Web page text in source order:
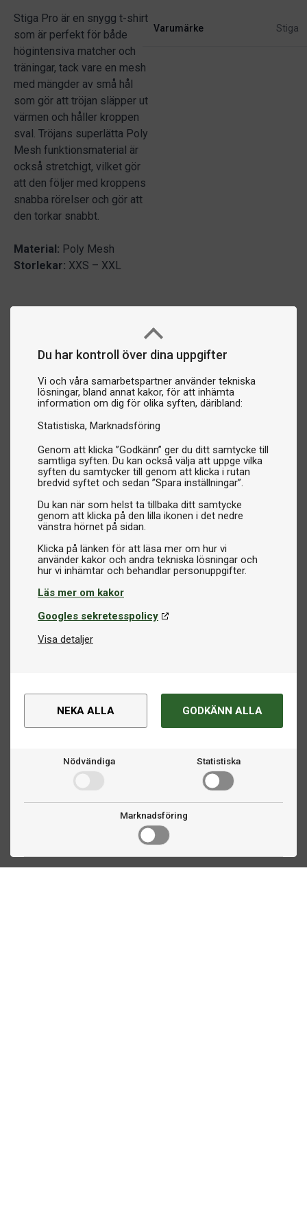
Du har kontroll över dina uppgifter
Vi och våra samarbetspartner använder tekniska
lösningar, bland annat kakor, för att inhämta
information om dig för olika syften, däribland:
Statistiska Marknadsföring
Genom att klicka ”Godkänn” ger du ditt samtycke till
samtliga syften. Du kan också välja att uppge vilka
syften du samtycker till genom att klicka i rutan
bredvid syftet och sedan ”Spara inställningar”.
Du kan när som helst ta tillbaka ditt samtycke
genom att klicka på den lilla ikonen i det nedre
vänstra hörnet på sidan.
Klicka på länken för att läsa mer om hur vi
använder kakor och andra tekniska lösningar och
Läs mer om kakor
Googles sekretesspolicy
Visa detaljer
NEKA ALLA GODKÄNN ALLA
Nödvändiga Statistiska
Marknadsföring
Stiga Pro är en snygg t-shirt
som är perfekt för både
högintensiva matcher och
träningar, tack vare en mesh
med mängder av små hål
som gör att tröjan släpper ut
värmen och håller kroppen
sval. Tröjans superlätta Poly
Mesh funktionsmaterial är
också stretchigt, vilket gör
att den följer med kroppens
snabba rörelser och gör att
den torkar snabbt.
Material: Poly Mesh
Storlekar: XXS – XXL
Varumärke Stiga